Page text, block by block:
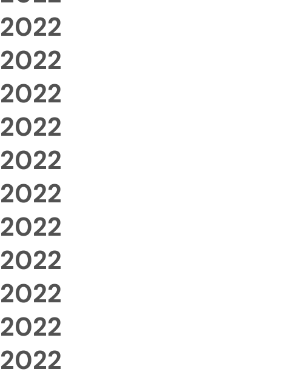
2022
2022
2022
2022
2022
2022
2022
2022
2022
2022
2022